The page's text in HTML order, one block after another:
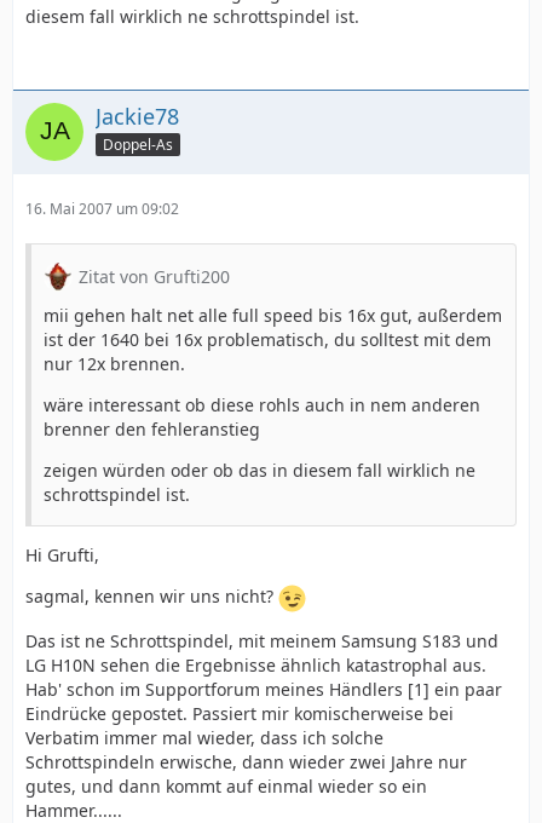
diesem fall wirklich ne schrottspindel ist.
Jackie78
Doppel-As
16. Mai 2007 um 09:02
Zitat von Grufti200
mii gehen halt net alle full speed bis 16x gut, außerdem
ist der 1640 bei 16x problematisch, du solltest mit dem
nur 12x brennen.
wäre interessant ob diese rohls auch in nem anderen
brenner den fehleranstieg
zeigen würden oder ob das in diesem fall wirklich ne
schrottspindel ist.
Hi Grufti,
sagmal, kennen wir uns nicht?
Das ist ne Schrottspindel, mit meinem Samsung S183 und
LG H10N sehen die Ergebnisse ähnlich katastrophal aus.
Hab' schon im Supportforum meines Händlers [1] ein paar
Eindrücke gepostet. Passiert mir komischerweise bei
Verbatim immer mal wieder, dass ich solche
Schrottspindeln erwische, dann wieder zwei Jahre nur
gutes, und dann kommt auf einmal wieder so ein
Hammer......